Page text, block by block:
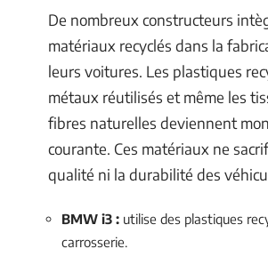
De nombreux constructeurs
matériaux recyclés dans la
leurs voitures. Les plastiques
métaux réutilisés et même les
fibres naturelles deviennent
courante. Ces matériaux ne
qualité ni la durabilité des
BMW i3 : utilise des plastiques
carrosserie.